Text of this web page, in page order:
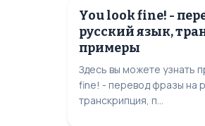
You look fine! -
русский язык,
примеры
Здесь вы можете узнать
fine! - перевод фразы на
транскрипция, п...